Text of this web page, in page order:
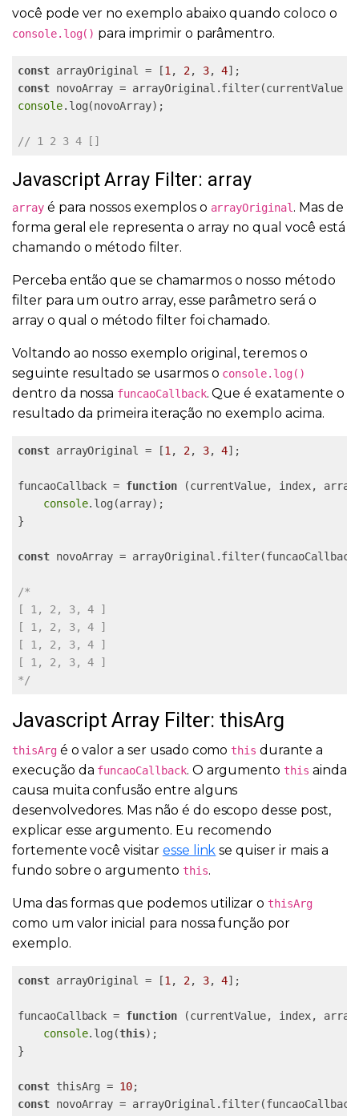
você pode ver no exemplo abaixo quando coloco o
console.log() para imprimir o parâmentro.
const arrayOriginal = [1 , 2, 3, 4
const novoArray = arrayOriginal.filter(currentValue
console.log(novoArray);
// 1 2 3 4 []
Javascript Array Filter: array
arrayé para nossos exemplos o arrayOriginal . Mas de
forma geral ele representa o array no qual você está
chamando o método filter.
Perceba então que se chamarmos o nosso método
filter para um outro array, esse parâmetro será o
array o qual o método filter foi chamado.
Voltando ao nosso exemplo original, teremos o
seguinte resultado se usarmos o console.log()
dentro da nossa funcaoCallback. Que é exatamente o
resultado da primeira iteração no exemplo acima.
const arrayOriginal = [1 , 2, 3, 4];
funcaoCallback = function (currentValue, index, array
console.log(array);
}
const novoArray =
/*
[ 1, 2, 3, 4 ]
[ 1, 2, 3, 4 ]
[ 1, 2, 3, 4 ]
[ 1, 2, 3, 4 ]
*/
Javascript Array Filter: thisArg
thisArgé o valor a ser usado como this durante a
execução da funcaoCallback. O argumento this ainda
causa muita confusão entre alguns
desenvolvedores. Mas não é do escopo desse post,
explicar esse argumento. Eu recomendo
fortemente você visitar esse link se quiser ir mais a
fundo sobre o argumento this.
Uma das formas que podemos utilizar o thisArg
como um valor inicial para nossa função por
exemplo.
const arrayOriginal = [1 , 2, 3, 4];
funcaoCallback = function (currentValue, index, array
console.log(this);
}
const thisArg = 10
const novoArray =